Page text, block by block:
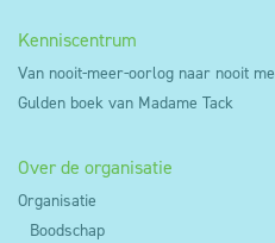
Kenniscentrum
Van nooit-meer-oorlog naar nooit
Gulden boek van Madame Tack
Over de organisatie
Organisatie
Boodschap